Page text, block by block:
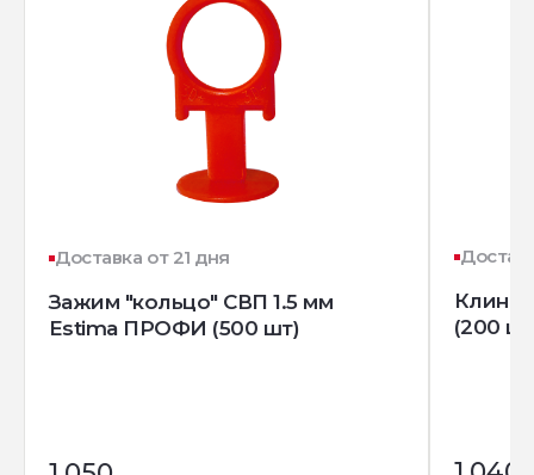
Доставка от 21 дня
Зажим "кольцо" СВП 1.5 мм
Estima ПРОФИ (500 шт)
Клин
(200